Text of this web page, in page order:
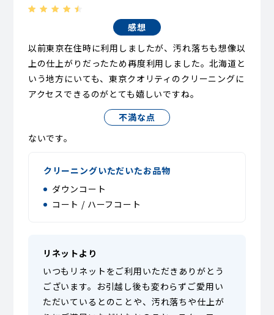
感想
以前東京在住時に利用しましたが、汚れ落ちも想像以
上の仕上がりだったため再度利用しました。北海道と
いう地方にいても、東京クオリティのクリーニングに
アクセスできるのがとても嬉しいですね。
不満な点
ないです。
クリーニングいただいたお品物
ダウンコート
コート / ハーフコート
リネットより
いつもリネットをご利用いただきありがとう
ございます。お引越し後も変わらずご愛用い
ただいているとのことや、汚れ落ちや仕上が